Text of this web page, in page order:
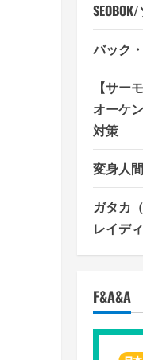
バック
【サー
オーケ
対策
変身人
ガタカ
レイデ
F&A&A